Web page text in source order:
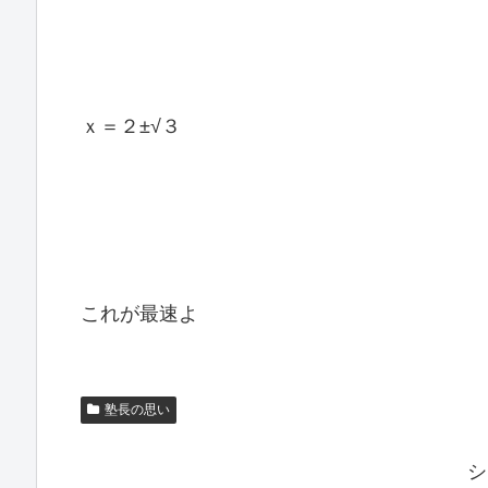
ｘ＝２±√３
これが最速よ
塾長の思い